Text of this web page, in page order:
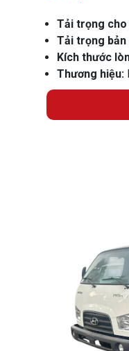
Tải trọng cho
Tải trọng bản
Kích thước
Thương hiệu: